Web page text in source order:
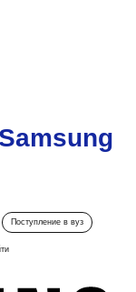
Поступление в вуз